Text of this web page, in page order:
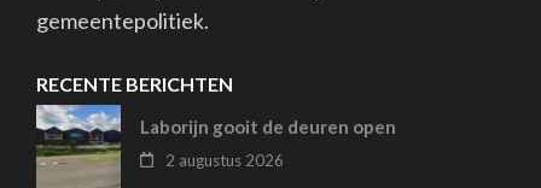
gemeentepolitiek.
RECENTE BERICHTEN
Laborijn gooit de deuren open
2 augustus 2026